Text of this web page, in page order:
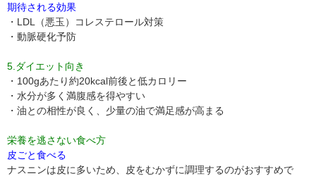
期待される効果
・LDL（悪玉）コレステロール対策
・動脈硬化予防
5.ダイエット向き
・100gあたり約20kcal前後と低カロリー
・水分が多く満腹感を得やすい
・油との相性が良く、少量の油で満足感が高まる
栄養を逃さない食べ方
皮ごと食べる
ナスニンは皮に多いため、皮をむかずに調理するのがおすすめで